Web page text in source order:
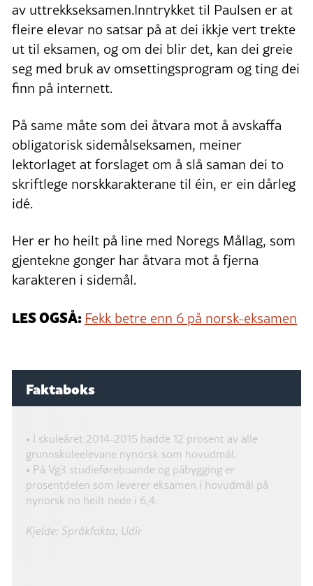
av uttrekkseksamen.Inntrykket til Paulsen er at
fleire elevar no satsar på at dei ikkje vert trekte
ut til eksamen, og om dei blir det, kan dei greie
seg med bruk av omsettingsprogram og ting dei
finn på internett.
På same måte som dei åtvara mot å avskaffa
obligatorisk sidemålseksamen, meiner
lektorlaget at forslaget om å slå saman dei to
skriftlege norskkarakterane til éin, er ein dårleg
idé.
Her er ho heilt på line med Noregs Mållag, som
gjentekne gonger har åtvara mot å fjerna
karakteren i sidemål.
LES OGSÅ: Fekk betre enn 6 på norsk-eksamen
Faktaboks
• I skuleåret 2014-2015 hadde 12 prosent av alle
grunnskuleelevane nynorsk som hovudmål.
• På Vg3 studieførebuande og påbygging er
prosentdelen som leverer eksamen i hovudmål på
nynorsk no heilt nede i 6,4.
Kjelde: Språkfakta, Udir